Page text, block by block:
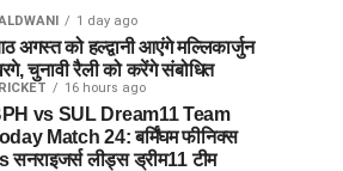
1 day ago
अगस्त को हल्द्वानी आएंगे मल्लिकार्जुन
चुनावी रैली को करेंगे संबोधित
16 hours ago
vs SUL Dream11 Team
Match 24: बर्मिंघम फीनिक्स
सनराइजर्स लीड्स ड्रीम11 टीम